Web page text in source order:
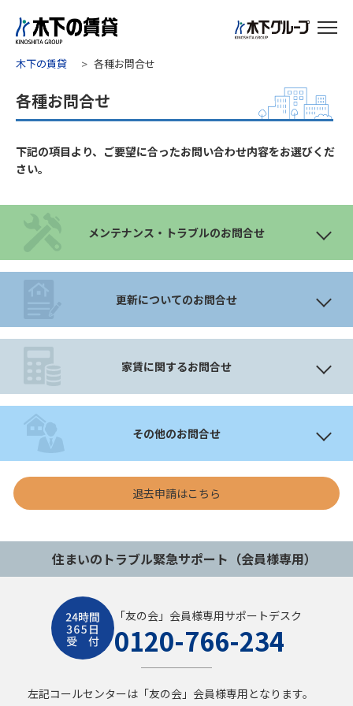
木下の賃貸 各種お問合せ
各種お問合せ
下記の項目より、ご要望に合ったお問い合わせ内容をお選びくだ
さい。
メンテナンス・トラブルのお問合せ
更新についてのお問合せ
家賃に関するお問合せ
その他のお問合せ
退去申請はこちら
住まいのトラブル緊急サポート（会員様専用）
「友の会」会員様専用サポートデスク
0120-766-234
左記コールセンターは「友の会」会員様専用となります。